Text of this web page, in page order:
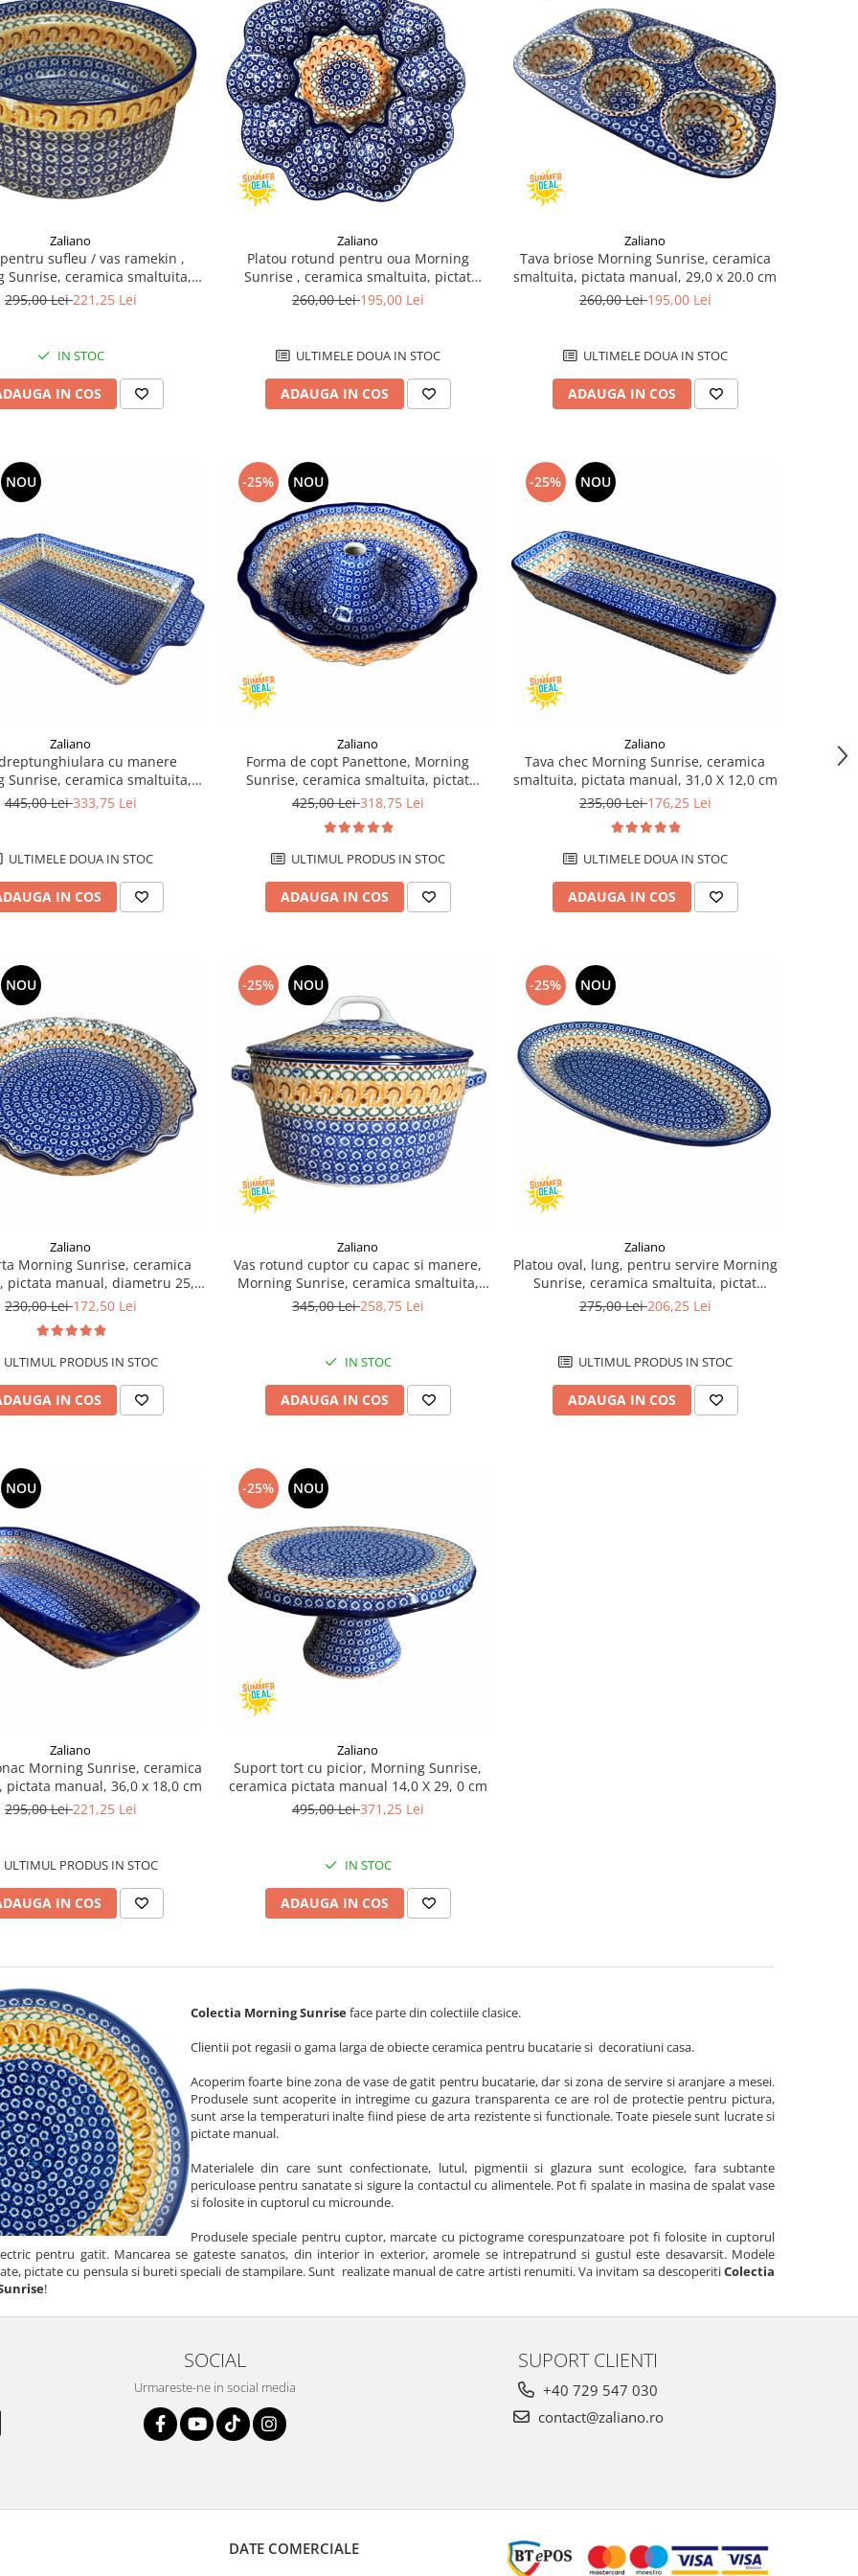
Zaliano
sufleu / vas ramekin ,
Sunrise, ceramica smaltuita,
manual, diametru 20,5cm
295,00 Lei221,25 Lei
IN STOC
IN COS
Zaliano
Platou rotund pentru oua Morning
Sunrise , ceramica smaltuita, pictat
manual
260,00 Lei195,00 Lei
ULTIMELE DOUA IN STOC
ADAUGA IN COS
Zaliano
Tava briose Morning Sunrise, ceramica
smaltuita, pictata manual, 29,0 x 20.0 cm
260,00 Lei195,00 Lei
ULTIMELE DOUA IN STOC
ADAUGA IN COS
NOU
Zaliano
cu manere
Sunrise, ceramica smaltuita,
manual, 23,0 X 39, 0 cm
445,00 Lei333,75 Lei
ULTIMELE DOUA IN STOC
IN COS
-25% NOU
Zaliano
Forma de copt Panettone, Morning
Sunrise, ceramica smaltuita, pictat
manual, diametru 27cm
425,00 Lei318,75 Lei
ULTIMUL PRODUS IN STOC
ADAUGA IN COS
-25% NOU
Zaliano
Tava chec Morning Sunrise, ceramica
smaltuita, pictata manual, 31,0 X 12,0 cm
235,00 Lei176,25 Lei
ULTIMELE DOUA IN STOC
ADAUGA IN COS
NOU
Zaliano
Morning Sunrise, ceramica
pictata manual, diametru 25,5
cm
230,00 Lei172,50 Lei
ULTIMUL PRODUS IN STOC
IN COS
-25% NOU
Zaliano
Vas rotund cuptor cu capac si manere,
Morning Sunrise, ceramica smaltuita,
pictata manual, volum 1,75 l
345,00 Lei258,75 Lei
IN STOC
ADAUGA IN COS
-25% NOU
Zaliano
Platou oval, lung, pentru servire Morning
Sunrise, ceramica smaltuita, pictat
manual, 22,0 x 37,5 cm
275,00 Lei206,25 Lei
ULTIMUL PRODUS IN STOC
ADAUGA IN COS
NOU
Zaliano
Morning Sunrise, ceramica
pictata manual, 36,0 x 18,0 cm
295,00 Lei221,25 Lei
ULTIMUL PRODUS IN STOC
IN COS
-25% NOU
Zaliano
Suport tort cu picior, Morning Sunrise,
ceramica pictata manual 14,0 X 29, 0 cm
495,00 Lei371,25 Lei
IN STOC
ADAUGA IN COS
Colectia Morning Sunriseface parte din colectiile clasice.
Clientii pot regasii o gama larga de obiecte ceramica pentru bucatarie si decoratiuni casa.
Acoperim foarte bine zona de vase de gatit pentru bucatarie, dar si zona de servire si aranjare a mesei.
Produsele sunt acoperite in intregime cu gazura transparenta ce are rol de protectie pentru pictura,
sunt arse la temperaturi inalte fiind piese de arta rezistente si functionale. Toate piesele sunt lucrate si
pictate manual.
Materialele din care sunt confectionate, lutul, pigmentii si glazura sunt ecologice, fara subtante
periculoase pentru sanatate si sigure la contactul cu alimentele. Pot fi spalate in masina de spalat vase
si folosite in cuptorul cu microunde.
Produsele speciale pentru cuptor, marcate cu pictograme corespunzatoare pot fi folosite in cuptorul
pentru gatit. Mancarea se gateste sanatos, din interior in exterior, aromele se intrepatrund si gustul este desavarsit. Modele
pictate cu pensula si bureti speciali de stampilare. Sunt realizate manual de catre artisti renumiti. Va invitam sa descoperitiColectia
!
SOCIAL
Urmareste-ne in social media
SUPORT CLIENTI
+40 729 547 030
contact@zaliano.ro
DATE COMERCIALE